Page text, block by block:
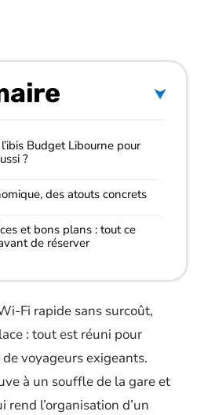
Budget Libourne pour
?
des atouts concrets
et bons plans : tout ce
de réserver
Fi rapide sans surcoût,
: tout est réuni pour
voyageurs exigeants.
à un souffle de la gare et
rend l’organisation d’un